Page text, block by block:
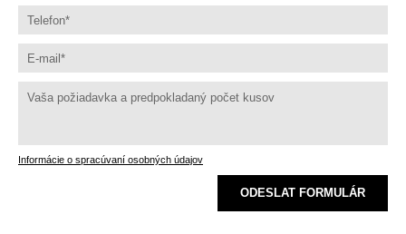
Informácie o spracúvaní osobných údajov
ODESLAT FORMULÁR